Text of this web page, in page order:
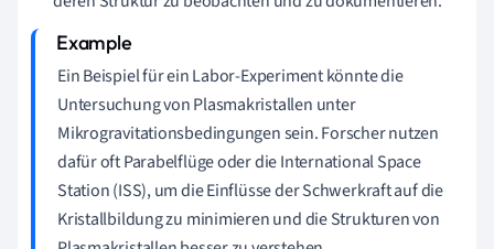
Ein Beispiel für ein Labor-Experiment könnte die
Untersuchung von Plasmakristallen unter
Mikrogravitationsbedingungen sein. Forscher nutzen
dafür oft Parabelflüge oder die International Space
Station (ISS), um die Einflüsse der Schwerkraft auf die
Kristallbildung zu minimieren und die Strukturen von